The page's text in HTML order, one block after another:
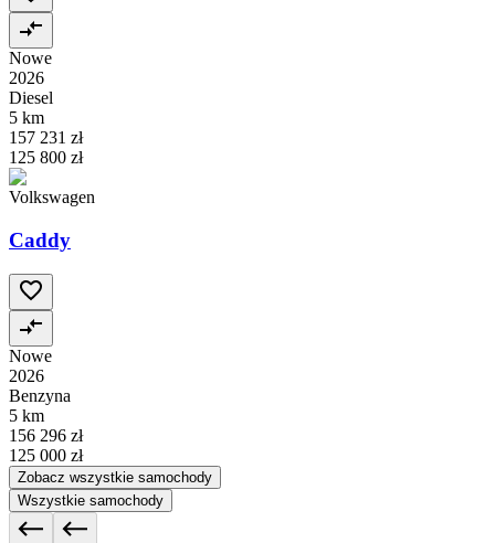
Nowe
2026
Diesel
5 km
157 231 zł
125 800 zł
Volkswagen
Caddy
Nowe
2026
Benzyna
5 km
156 296 zł
125 000 zł
Zobacz wszystkie samochody
Wszystkie samochody